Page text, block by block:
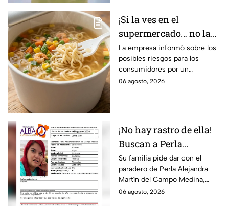
¡Si la ves en el
supermercado… no la
compres! Retiran
reconocida sopa
instantánea por riesgo
en uno de sus
La empresa informó sobre los
posibles riesgos para los
consumidores por un
ingrediente extra en el
06 agosto, 2026
¡No hay rastro de ella!
Buscan a Perla
Alejandra Martín del
Campo Medina,
desaparecida en
Guanajuato
Su familia pide dar con el
paradero de Perla Alejandra
Martín del Campo Medina,
quien fue vista por última vez
06 agosto, 2026